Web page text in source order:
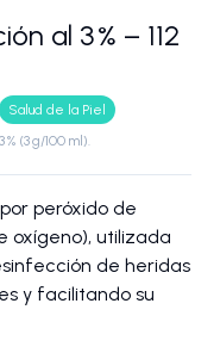
al 3 % – 112
Salud de la Piel
(3 g/100 ml).
peróxido de
oxígeno), utilizada
de heridas
y facilitando su